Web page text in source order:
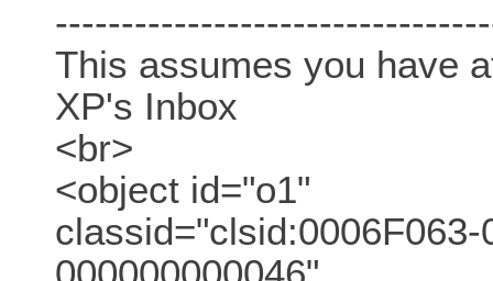
This assumes you have
XP's Inbox
<br>
<object id="o1"